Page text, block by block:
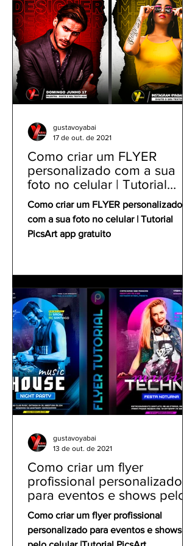
Como criar um FLYER
personalizado com a sua
foto no celular | Tutorial
PicsArt app gratuito
Como criar um FLYER personalizado
com a sua foto no celular | Tutorial
PicsArt app gratuito
gustavoyabai
17 de out. de 2021
Como criar um flyer
profissional personalizado
para eventos e shows pelo
celular | Tutorial PicsArt
Como criar um flyer profissional
personalizado para eventos e shows
gustavoyabai
13 de out. de 2021